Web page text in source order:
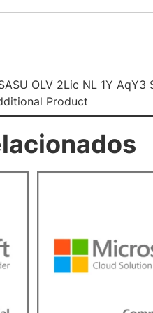
OLV 2Lic NL 1Y AqY3
Product